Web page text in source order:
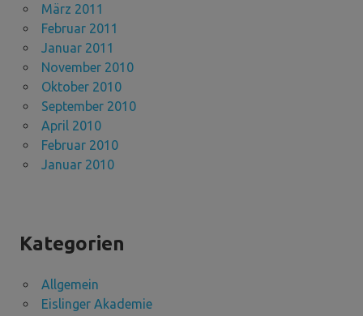
März 2011
Februar 2011
Januar 2011
November 2010
Oktober 2010
September 2010
April 2010
Februar 2010
Januar 2010
Kategorien
Allgemein
Eislinger Akademie